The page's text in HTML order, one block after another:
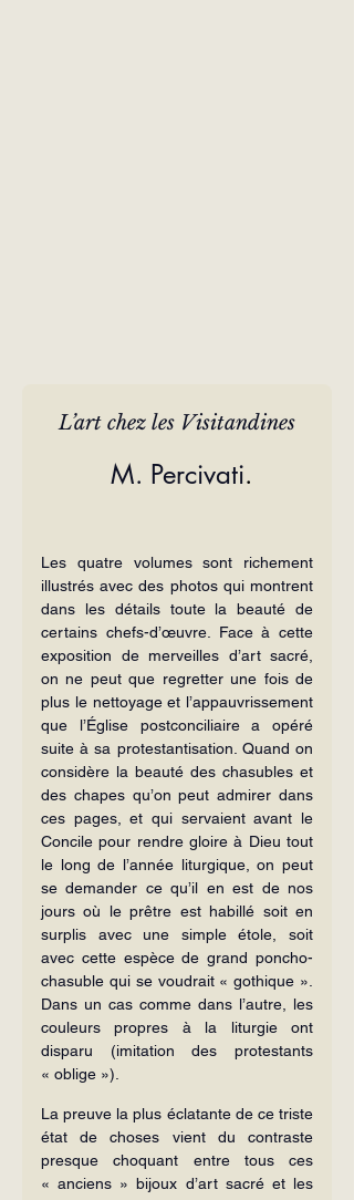
L’art chez les Visitandines
M. Percivati.
Les quatre volumes sont richement
illustrés avec des photos qui montrent
dans les détails toute la beauté de
certains chefs-d’œuvre. Face à cette
exposition de merveilles d’art sacré,
on ne peut que regretter une fois de
plus le nettoyage et l’appauvrissement
que l’Église postconciliaire a opéré
suite à sa protestantisation. Quand on
considère la beauté des chasubles et
des chapes qu’on peut admirer dans
ces pages, et qui servaient avant le
Concile pour rendre gloire à Dieu tout
le long de l’année liturgique, on peut
se demander ce qu’il en est de nos
jours où le prêtre est habillé soit en
surplis avec une simple étole, soit
avec cette espèce de grand poncho-
chasuble qui se voudrait « gothique ».
Dans un cas comme dans l’autre, les
couleurs propres à la liturgie ont
disparu (imitation des protestants
« oblige »).
La preuve la plus éclatante de ce triste
état de choses vient du contraste
presque choquant entre tous ces
« anciens » bijoux d’art sacré et les